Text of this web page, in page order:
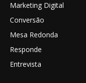
Marketing Digital
Conversão
Mesa Redonda
Responde
Entrevista